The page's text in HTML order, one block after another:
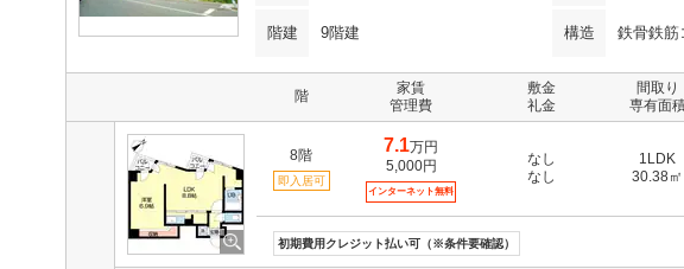
階建 9階建 構造 鉄骨鉄筋
階
家賃
管理費
敷金
礼金
間取り
専有面
8階
即入居可
7.1万円
5,000円
インターネット無料
なし
なし
1LDK
30.38㎡
初期費用クレジット払い可（※条件要確認）